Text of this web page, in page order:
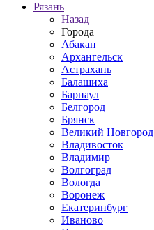
Рязань
Назад
Города
Абакан
Архангельск
Астрахань
Балашиха
Барнаул
Белгород
Брянск
Великий Новгород
Владивосток
Владимир
Волгоград
Вологда
Воронеж
Екатеринбург
Иваново